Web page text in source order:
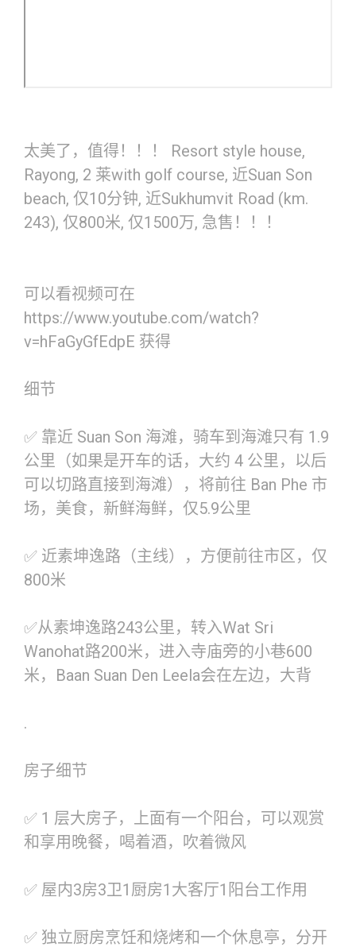
太美了，值得！！！ Resort style house,
Rayong, 2 莱with golf course, 近Suan Son
beach, 仅10分钟, 近Sukhumvit Road (km.
243), 仅800米, 仅1500万, 急售！！！
可以看视频可在
https://www.youtube.com/watch?
v=hFaGyGfEdpE 获得
细节
✅ 靠近 Suan Son 海滩，骑车到海滩只有 1.9
公里（如果是开车的话，大约 4 公里，以后
可以切路直接到海滩），将前往 Ban Phe 市
场，美食，新鲜海鲜，仅5.9公里
✅ 近素坤逸路（主线），方便前往市区，仅
800米
✅从素坤逸路243公里，转入Wat Sri
Wanohat路200米，进入寺庙旁的小巷600
米，Baan Suan Den Leela会在左边，大背
.
房子细节
✅ 1 层大房子，上面有一个阳台，可以观赏
和享用晚餐，喝着酒，吹着微风
✅ 屋内3房3卫1厨房1大客厅1阳台工作用
✅ 独立厨房烹饪和烧烤和一个休息亭，分开